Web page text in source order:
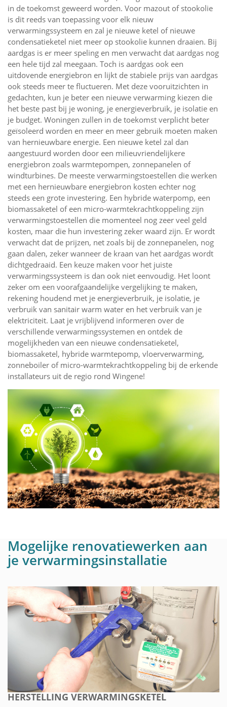
in de toekomst geweerd worden. Voor mazout of stookolie
is dit reeds van toepassing voor elk nieuw
verwarmingssysteem en zal je nieuwe ketel of nieuwe
condensatieketel niet meer op stookolie kunnen draaien. Bij
aardgas is er meer speling en men verwacht dat aardgas nog
een hele tijd zal meegaan. Toch is aardgas ook een
uitdovende energiebron en lijkt de stabiele prijs van aardgas
ook steeds meer te fluctueren. Met deze vooruitzichten in
gedachten, kun je beter een nieuwe verwarming kiezen die
het beste past bij je woning, je energieverbruik, je isolatie en
je budget. Woningen zullen in de toekomst verplicht beter
geïsoleerd worden en meer en meer gebruik moeten maken
van hernieuwbare energie. Een nieuwe ketel zal dan
aangestuurd worden door een milieuvriendelijkere
energiebron zoals warmtepompen, zonnepanelen of
windturbines. De meeste verwarmingstoestellen die werken
met een hernieuwbare energiebron kosten echter nog
steeds een grote investering. Een hybride waterpomp, een
biomassaketel of een micro-warmtekrachtkoppeling zijn
verwarmingstoestellen die momenteel nog zeer veel geld
kosten, maar die hun investering zeker waard zijn. Er wordt
verwacht dat de prijzen, net zoals bij de zonnepanelen, nog
gaan dalen, zeker wanneer de kraan van het aardgas wordt
dichtgedraaid. Een keuze maken voor het juiste
verwarmingssysteem is dan ook niet eenvoudig. Het loont
zeker om een voorafgaandelijke vergelijking te maken,
rekening houdend met je energieverbruik, je isolatie, je
verbruik van sanitair warm water en het verbruik van je
elektriciteit. Laat je vrijblijvend informeren over de
verschillende verwarmingssystemen en ontdek de
mogelijkheden van een nieuwe condensatieketel,
biomassaketel, hybride warmtepomp, vloerverwarming,
zonneboiler of micro-warmtekrachtkoppeling bij de erkende
installateurs uit de regio rond Wingene!
Mogelijke renovatiewerken aan
je verwarmingsinstallatie
HERSTELLING VERWARMINGSKETEL